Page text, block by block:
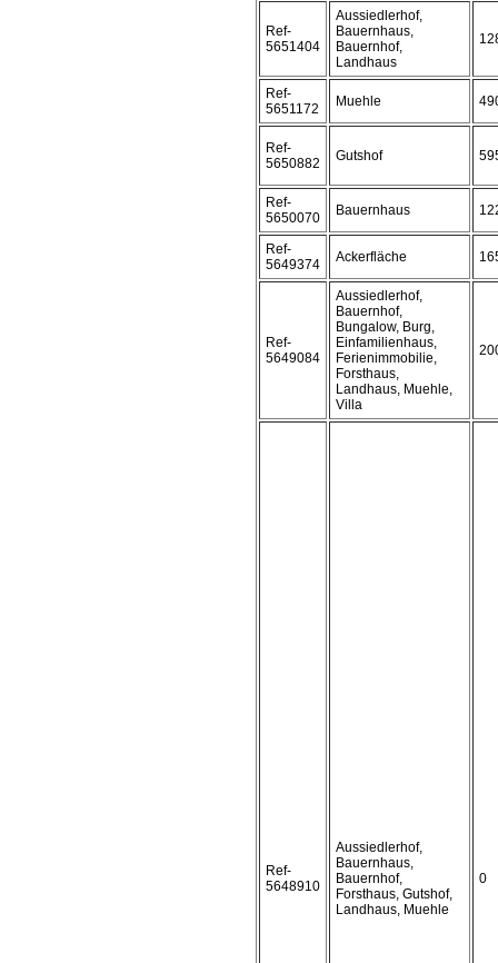
Ref-
5651404
Aussiedlerhof,
Bauernhaus,
Bauernhof,
Landhaus
Ref-
5651172
Muehle
Ref-
5650882
Gutshof
Ref-
5650070
Bauernhaus
Ref-
5649374
Ackerfläche
Ref-
5649084
Aussiedlerhof,
Bauernhof,
Bungalow, Burg,
Einfamilienhaus,
Ferienimmobilie,
Forsthaus,
Landhaus, Muehle,
Villa
Ref-
5648910
Aussiedlerhof,
Bauernhaus,
Bauernhof,
Forsthaus, Gutshof,
Landhaus, Muehle
0